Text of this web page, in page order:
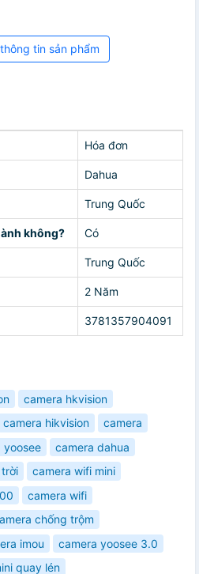
tin sản phẩm
Hóa đơn
Dahua
Trung Quốc
không? Có
Trung Quốc
2 Năm
3781357904091
camera hkvision
camera hikvision
camera
yoosee
camera dahua
camera wifi mini
camera wifi
chống trộm
imou
camera yoosee 3.0
quay lén